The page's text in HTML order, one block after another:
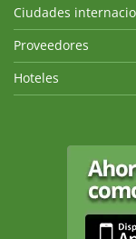
Ciudades
Proveedores
Hoteles